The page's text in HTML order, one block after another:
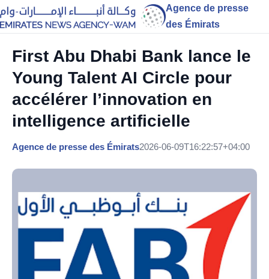
Agence de presse
des Émirats
First Abu Dhabi Bank lance le
Young Talent AI Circle pour
accélérer l’innovation en
intelligence artificielle
Agence de presse des Émirats2026-06-09T16:22:57+04:00